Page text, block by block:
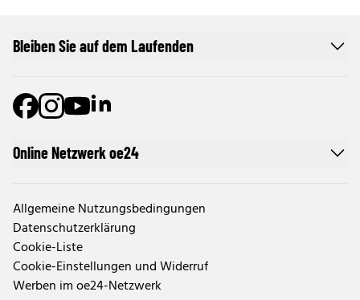
Online Netzwerk oe24
Allgemeine Nutzungsbedingungen
Datenschutzerklärung
Cookie-Liste
Cookie-Einstellungen und Widerruf
Werben im oe24-Netzwerk
Bleiben Sie auf dem Laufenden